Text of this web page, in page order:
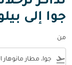
جوا إلى
من
flight_takeoff